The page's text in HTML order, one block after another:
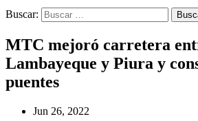
Buscar:
MTC mejoró carretera
Lambayeque y Piura y
puentes
Jun 26, 2022